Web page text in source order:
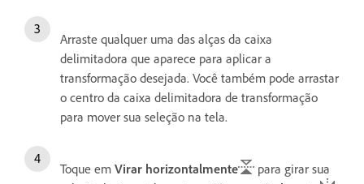
Arraste qualquer uma das alças da caixa
delimitadora que aparece para aplicar a
transformação desejada. Você também pode arrastar
o centro da caixa delimitadora de transformação
para mover sua seleção na tela.
Toque em Virar horizontalmente
para girar sua